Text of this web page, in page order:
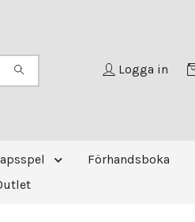
Logga in
Förhandsboka